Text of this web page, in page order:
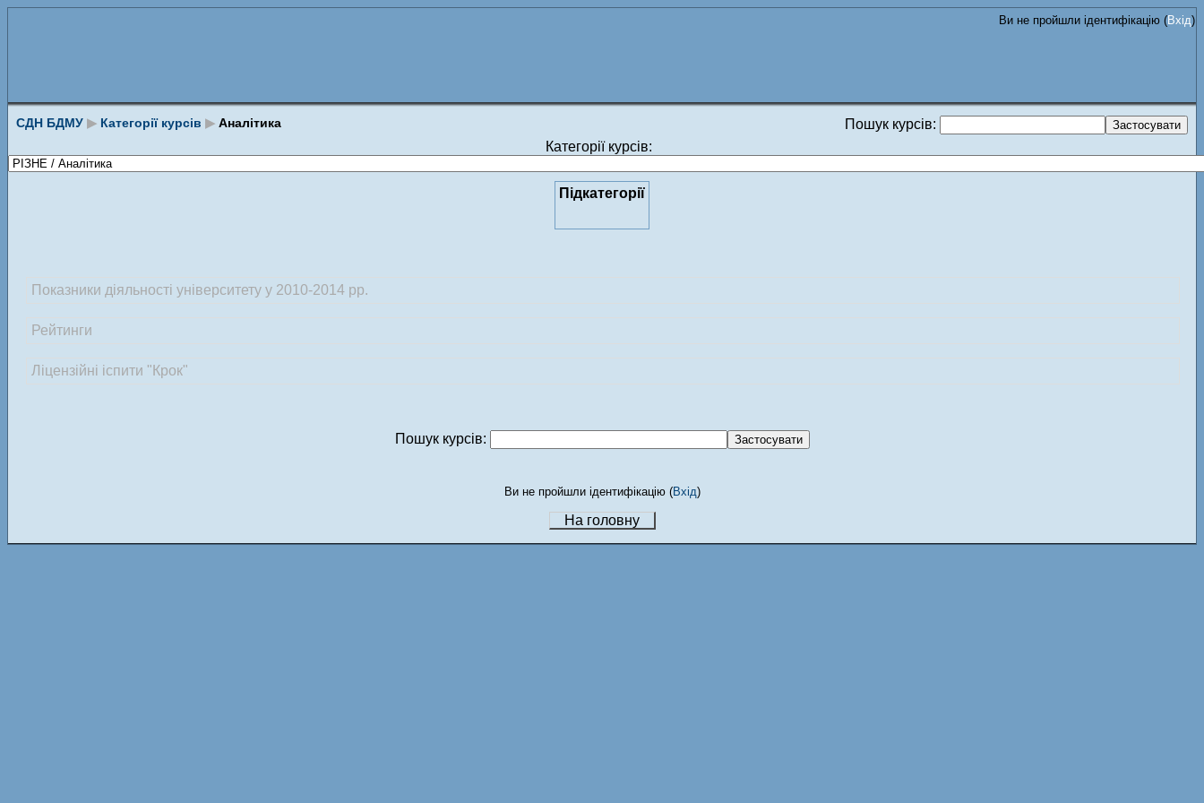
Ви не пройшли ідентифікацію (Вхід)
СДН БДМУ ▶ Категорії курсів ▶ Аналітика
Пошук курсів:
Категорії курсів:
Підкатегорії
Показники діяльності університету у 2010-2014 рр.
Рейтинги
Ліцензійні іспити "Крок"
Пошук курсів:
Ви не пройшли ідентифікацію (Вхід)
На головну